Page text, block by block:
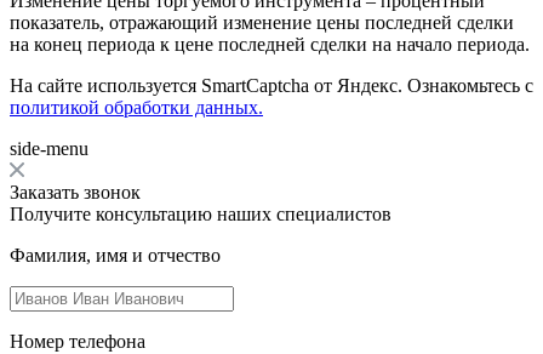
показатель, отражающий изменение цены последней сделки
на конец периода к цене последней сделки на начало периода.
На сайте используется SmartCaptcha от Яндекс. Ознакомьтесь с
политикой обработки данных.
side-menu
Заказать звонок
Получите консультацию наших специалистов
Фамилия, имя и отчество
Номер телефона